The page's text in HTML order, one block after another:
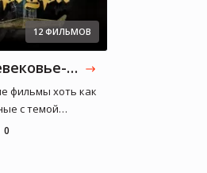
12 ФИЛЬМОВ
Средневековье-лучшее
фильмы хоть как
с темой
0